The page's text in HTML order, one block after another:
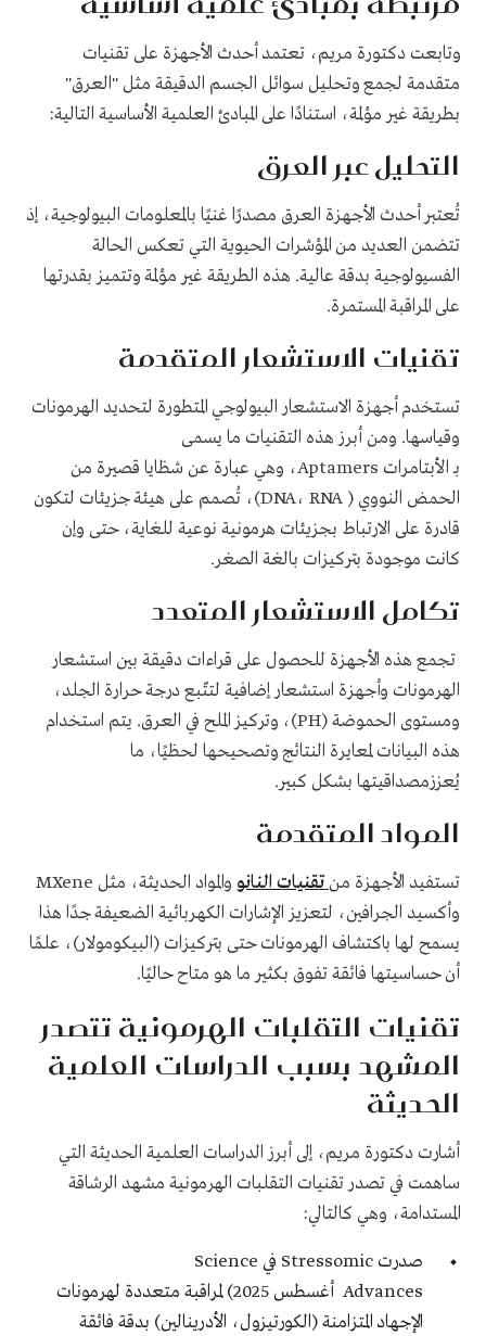
وتابعت دكتورة مريم، تعتمد أحدث الأجهزة على تقنيات
متقدمة لجمع وتحليل سوائل الجسم الدقيقة مثل "العرق"
بطريقة غير مؤلمة، استنادًا على المبادئ العلمية الأساسية التالية:
التحليل عبر العرق
تُعتبر أحدث الأجهزة العرق مصدرًا غنيًا بالمعلومات البيولوجية، إذ
تتضمن العديد من المؤشرات الحيوية التي تعكس الحالة
الفسيولوجية بدقة عالية. هذه الطريقة غير مؤلمة وتتميز بقدرتها
على المراقبة المستمرة.
تقنيات الاستشعار المتقدمة
تستخدم أجهزة الاستشعار البيولوجي المتطورة لتحديد الهرمونات
وقياسها. ومن أبرز هذه التقنيات ما يسمى
بـ الأبتامرات Aptamers، وهي عبارة عن شظايا قصيرة من
الحمض النووي ( DNA، RNA)، تُصمم على هيئة جزيئات لتكون
قادرة على الارتباط بجزيئات هرمونية نوعية للغاية، حتى وإن
كانت موجودة بتركيزات بالغة الصغر.
تكامل الاستشعار المتعدد
تجمع هذه الأجهزة للحصول على قراءات دقيقة بين استشعار
الهرمونات وأجهزة استشعار إضافية لتتّبع درجة حرارة الجلد،
ومستوى الحموضة (PH)، وتركيز الملح في العرق. يتم استخدام
هذه البيانات لمعايرة النتائج وتصحيحها لحظيًا، ما
يُعززمصداقيتها بشكل كبير.
المواد المتقدمة
تستفيد الأجهزة منتقنيات النانو
والمواد الحديثة، مثل MXene
وأكسيد الجرافين، لتعزيز الإشارات الكهربائية الضعيفة جدًا هذا
يسمح لها باكتشاف الهرمونات حتى بتركيزات (البيكومولار)، علمًا
أن حساسيتها فائقة تفوق بكثير ما هو متاح حاليًا.
تقنيات التقلبات الهرمونية تتصدر
المشهد بسبب الدراسات العلمية
الحديثة
أشارت دكتورة مريم، إلى أبرز الدراسات العلمية الحديثة التي
ساهمت في تصدر تقنيات التقلبات الهرمونية مشهد الرشاقة
المستدامة، وهي كالتالي:
صدرت Stressomic في Science
Advances أغسطس 2025) لمراقبة متعددة لهرمونات
الإجهاد المتزامنة (الكورتيزول، الأدرينالين) بدقة فائقة